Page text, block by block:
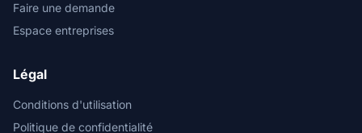
Faire une demande
Espace entreprises
Légal
Conditions d'utilisation
Politique de confidentialité